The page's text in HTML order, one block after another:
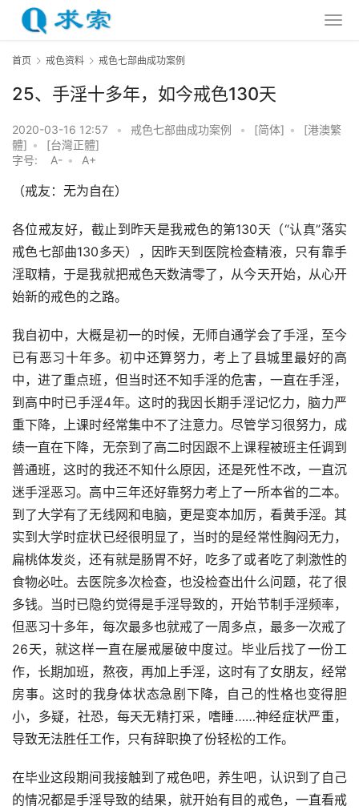
首页 戒色资料 戒色七部曲成功案例
25、手淫十多年，如今戒色130天
2020-03-16 12:57 • 戒色七部曲成功案例 • [简体] •
[港澳繁
體] •
[台灣正體]
字号:
A- • A+
（戒友：无为自在）
各位戒友好，截止到昨天是我戒色的第130天（“认真”落实
戒色七部曲130多天），因昨天到医院检查精液，只有靠手
淫取精，于是我就把戒色天数清零了，从今天开始，从心开
始新的戒色的之路。
我自初中，大概是初一的时候，无师自通学会了手淫，至今
已有恶习十年多。初中还算努力，考上了县城里最好的高
中，进了重点班，但当时还不知手淫的危害，一直在手淫，
到高中时已手淫4年。这时的我因长期手淫记忆力，脑力严
重下降，上课时经常集中不了注意力。尽管学习很努力，成
绩一直在下降，无奈到了高二时因跟不上课程被班主任调到
普通班，这时的我还不知什么原因，还是死性不改，一直沉
迷手淫恶习。高中三年还好靠努力考上了一所本省的二本。
到了大学有了无线网和电脑，更是变本加厉，看黄手淫。其
实到大学时症状已经很明显了，当时的是经常性胸闷无力，
扁桃体发炎，还有就是肠胃不好，吃多了或者吃了刺激性的
食物必吐。去医院多次检查，也没检查出什么问题，花了很
多钱。当时已隐约觉得是手淫导致的，开始节制手淫频率，
但恶习十多年，每次最多也就戒了一周多点，最多一次戒了
26天，就这样一直在屡戒屡破中度过。毕业后找了一份工
作，长期加班，熬夜，再加上手淫，这时有了女朋友，经常
房事。这时的我身体状态急剧下降，自己的性格也变得胆
小，多疑，社恐，每天无精打采，嗜睡……神经症状严重，
导致无法胜任工作，只有辞职换了份轻松的工作。
在毕业这段期间我接触到了戒色吧，养生吧，认识到了自己
的情况都是手淫导致的结果，就开始有目的戒色，一直看戒